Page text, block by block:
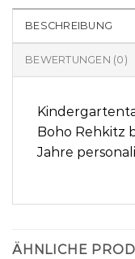
BESCHREIBUNG
BEWERTUNGEN (0)
Boho Rehkitz
Jahre
ÄHNLICHE